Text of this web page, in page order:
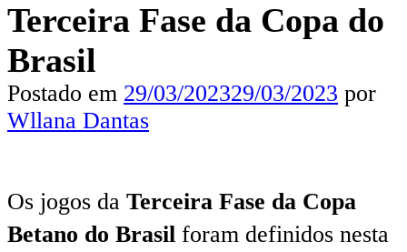
Terceira Fase da Copa do
Brasil
Postado em 29/03/202329/03/2023 por
Wllana Dantas
Os jogos da Terceira Fase da Copa
Betano do Brasil foram definidos nesta